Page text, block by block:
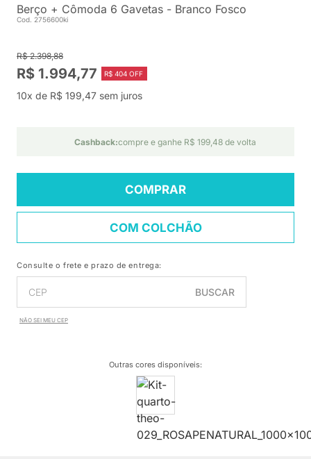
Berço + Cômoda 6 Gavetas - Branco Fosco
Cod. 2756600ki
R$ 2.398,88
R$ 1.994,77 R$ 404 OFF
10x de R$ 199,47 sem juros
Cashback:compre e ganhe R$ 199,48 de volta
COMPRAR
COM COLCHÃO
Consulte o frete e prazo de entrega:
BUSCAR
NÃO SEI MEU CEP
Outras cores disponíveis: